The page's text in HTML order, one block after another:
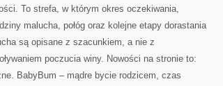
To strefa, w którym okres oczekiwania,
malucha, połóg oraz kolejne etapy dorastania
są opisane z szacunkiem, a nie z
poczucia winy. Nowości na stronie to:
BabyBum – mądre bycie rodzicem, czas